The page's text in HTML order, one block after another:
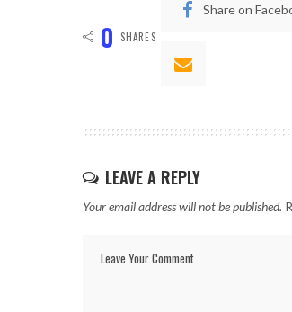
0 SHARES
Share on
LEAVE A REPLY
Your email address will not be published.